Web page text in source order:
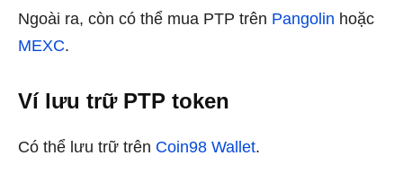
Ngoài ra, còn có thể mua PTP trên Pangolin hoặc
MEXC.
Ví lưu trữ PTP token
Có thể lưu trữ trên Coin98 Wallet.